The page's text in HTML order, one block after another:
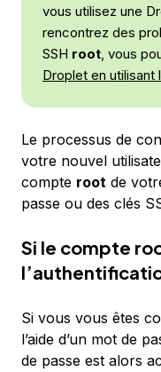
vous utilisez une
rencontrez des
SSH root, vous
Droplet en utilisant
Le processus de
votre nouvel
compte root de
passe ou des clés
Si le compte
Si vous vous êtes
l’aide d’un mot de
de passe est alors